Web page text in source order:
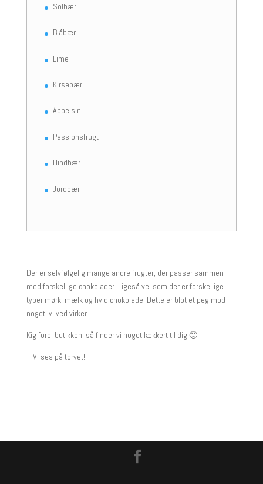
Solbær
Blåbær
Lime
Kirsebær
Appelsin
Passionsfrugt
Hindbær
Jordbær
Der er selvfølgelig mange andre frugter, der passer sammen
med forskellige chokolader. Ligeså vel som der er forskellige
typer mørk, mælk og hvid chokolade. Dette er blot et peg mod
noget, vi ved virker.
Kig forbi butikken, så finder vi noget lækkert til dig 🙂
– Vi ses på torvet!